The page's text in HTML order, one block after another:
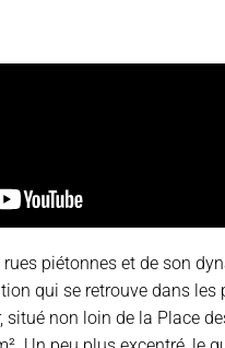
piétonnes et de son
qui se retrouve dans
situé non loin de la Place